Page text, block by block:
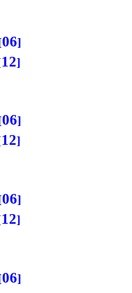
06
12
06
12
06
12
06